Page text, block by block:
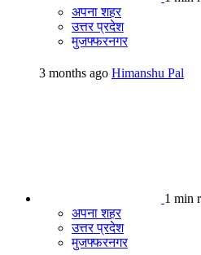
अपना शहर
उत्तर प्रदेश
मुजफ्फरनगर
3 months ago Himanshu Pal
1 min
अपना शहर
उत्तर प्रदेश
मुजफ्फरनगर